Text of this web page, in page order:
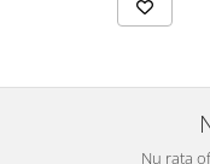
Nu rata